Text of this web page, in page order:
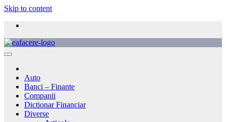
Skip to content
Auto
Banci – Finante
Companii
Dictionar Financiar
Diverse